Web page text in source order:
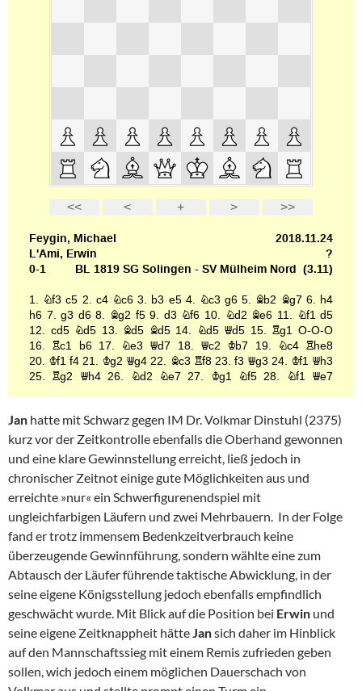
Jan hatte mit Schwarz gegen IM Dr. Volkmar Dinstuhl (2375)
kurz vor der Zeitkontrolle ebenfalls die Oberhand gewonnen
und eine klare Gewinnstellung erreicht, ließ jedoch in
chronischer Zeitnot einige gute Möglichkeiten aus und
erreichte »nur« ein Schwerfigurenendspiel mit
ungleichfarbigen Läufern und zwei Mehrbauern. In der Folge
fand er trotz immensem Bedenkzeitverbrauch keine
überzeugende Gewinnführung, sondern wählte eine zum
Abtausch der Läufer führende taktische Abwicklung, in der
seine eigene Königsstellung jedoch ebenfalls empfindlich
geschwächt wurde. Mit Blick auf die Position bei Erwin und
seine eigene Zeitknappheit hätteJansich daher im Hinblick
auf den Mannschaftssieg mit einem Remis zufrieden geben
sollen, wich jedoch einem möglichen Dauerschach von